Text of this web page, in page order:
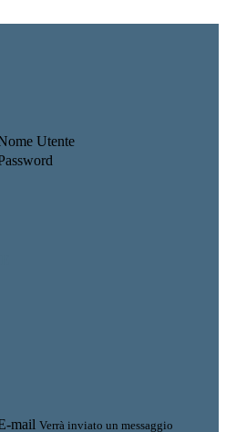
Utente
mail Verrà inviato un messaggio